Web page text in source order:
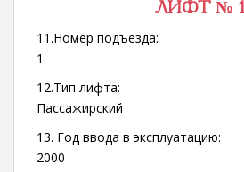
ЛИФТ № 1
11.Номер подъезда:
1
12.Тип лифта:
Пассажирский
13. Год ввода в эксплуатацию:
2000